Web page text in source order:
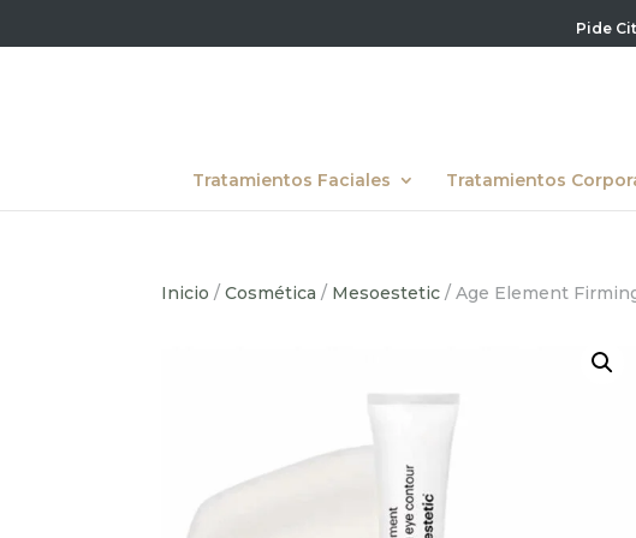
Pide
Tratamientos Faciales Tratamientos
Inicio /Cosmética / Mesoestetic / Age Element